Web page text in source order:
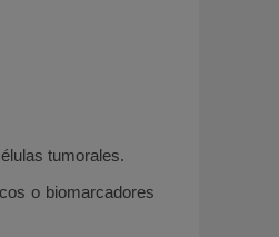
tumorales.
o biomarcadores